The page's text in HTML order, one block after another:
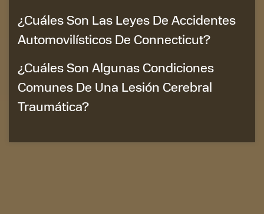
¿Cuáles Son Las Leyes De Accidentes
Automovilísticos De Connecticut?
¿Cuáles Son Algunas Condiciones
Comunes De Una Lesión Cerebral
Traumática?